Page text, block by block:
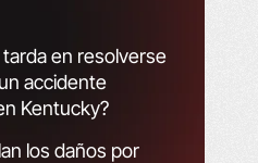
en resolverse
accidente
Kentucky?
los daños por